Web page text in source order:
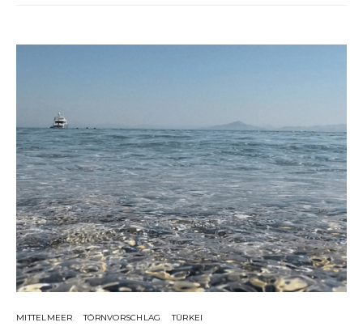
MITTELMEER TÖRNVORSCHLAG TÜRKEI